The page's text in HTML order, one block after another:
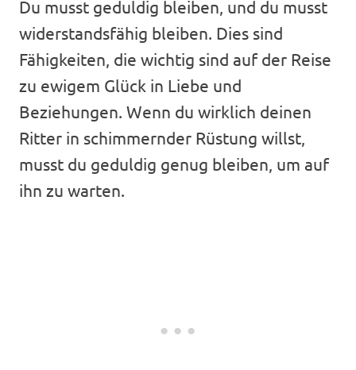
Du musst geduldig bleiben, und du musst
widerstandsfähig bleiben. Dies sind
Fähigkeiten, die wichtig sind auf der Reise
zu ewigem Glück in Liebe und
Beziehungen. Wenn du wirklich deinen
Ritter in schimmernder Rüstung willst,
musst du geduldig genug bleiben, um auf
ihn zu warten.